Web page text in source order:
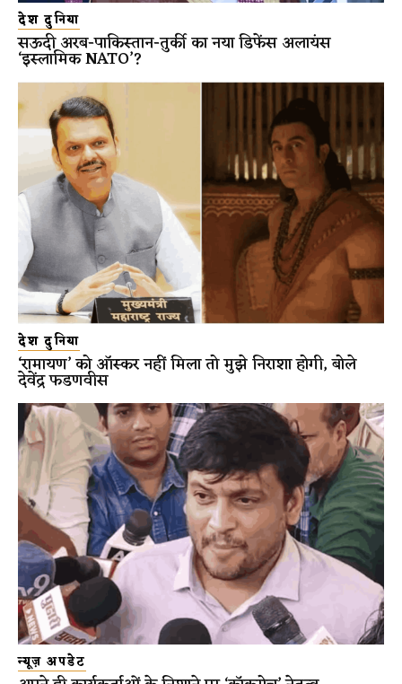
देश दुनिया
सऊदी अरब-पाकिस्तान-तुर्की का नया डिफेंस अलायंस
‘इस्लामिक NATO’?
देश दुनिया
‘रामायण’ को ऑस्कर नहीं मिला तो मुझे निराशा होगी, बोले
देवेंद्र फडणवीस
न्यूज़ अपडेट